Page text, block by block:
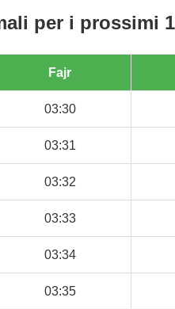
per i prossimi
Fajr
03:30
03:31
03:32
03:33
03:34
03:35